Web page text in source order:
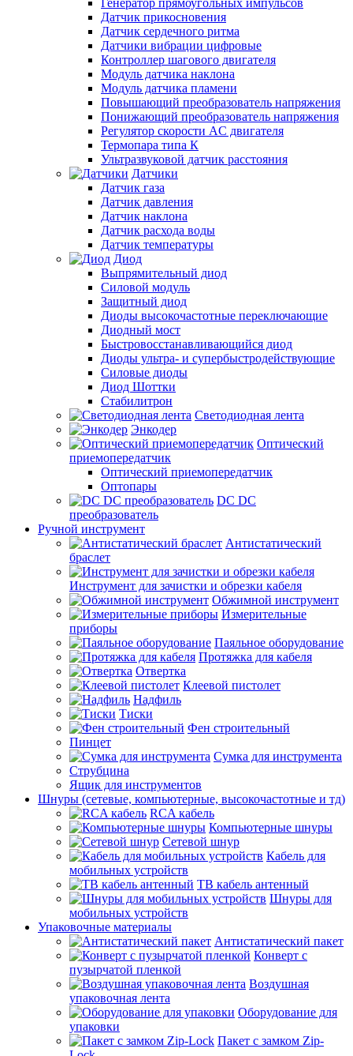
Генератор прямоугольных импульсов
Датчик прикосновения
Датчик сердечного ритма
Датчики вибрации цифровые
Контроллер шагового двигателя
Модуль датчика наклона
Модуль датчика пламени
Повышающий преобразователь напряжения
Понижающий преобразователь напряжения
Регулятор скорости AC двигателя
Термопара типа К
Ультразвуковой датчик расстояния
Датчики
Датчик газа
Датчик давления
Датчик наклона
Датчик расхода воды
Датчик температуры
Диод
Выпрямительный диод
Силовой модуль
Защитный диод
Диоды высокочастотные переключающие
Диодный мост
Быстровосстанавливающийся диод
Диоды ультра- и супербыстродействующие
Силовые диоды
Диод Шоттки
Стабилитрон
Светодиодная лента
Энкодер
Оптический
приемопередатчик
Оптический приемопередатчик
Оптопары
DC DC
преобразователь
Ручной инструмент
Антистатический
браслет
Инструмент для зачистки и обрезки кабеля
Обжимной инструмент
Измерительные
приборы
Паяльное оборудование
Протяжка для кабеля
Отвертка
Клеевой пистолет
Надфиль
Тиски
Фен строительный
Пинцет
Сумка для инструмента
Струбцина
Ящик для инструментов
Шнуры (сетевые, компьютерные, высокочастотные и тд)
RCA кабель
Компьютерные шнуры
Сетевой шнур
Кабель для
мобильных устройств
ТВ кабель антенный
Шнуры для
мобильных устройств
Упаковочные материалы
Антистатический пакет
Конверт с
пузырчатой пленкой
Воздушная
упаковочная лента
Оборудование для
упаковки
Пакет с замком Zip-